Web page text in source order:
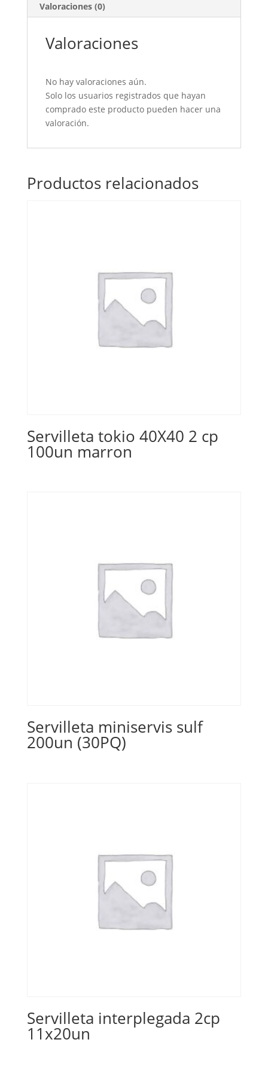
Valoraciones (0)
Valoraciones
No hay valoraciones aún.
Solo los usuarios registrados que hayan
comprado este producto pueden hacer una
valoración.
Productos relacionados
Servilleta tokio 40X40 2 cp
100un marron
Servilleta miniservis sulf
200un (30PQ)
Servilleta interplegada 2cp
11x20un